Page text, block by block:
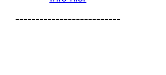
--------------------------